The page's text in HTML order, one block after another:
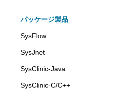
パッケージ製品
SysFlow
SysJnet
SysClinic-Java
SysClinic-C/C++